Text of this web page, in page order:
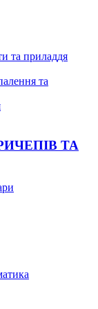
та приладдя
та
ТА